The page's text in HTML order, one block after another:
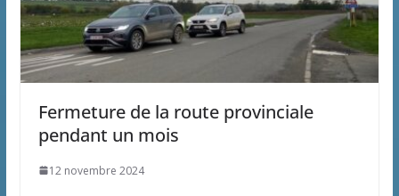
Fermeture de la route provinciale
pendant un mois
12 novembre 2024